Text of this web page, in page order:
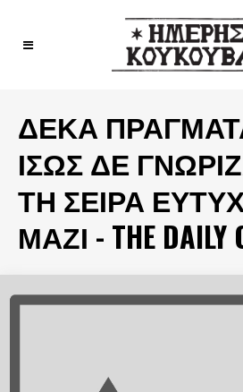
ΔΈΚΑ
ΊΣΩΣ ΔΕ
ΤΗ ΣΕΙΡΆ
ΜΑΖΊ - THE DAILY